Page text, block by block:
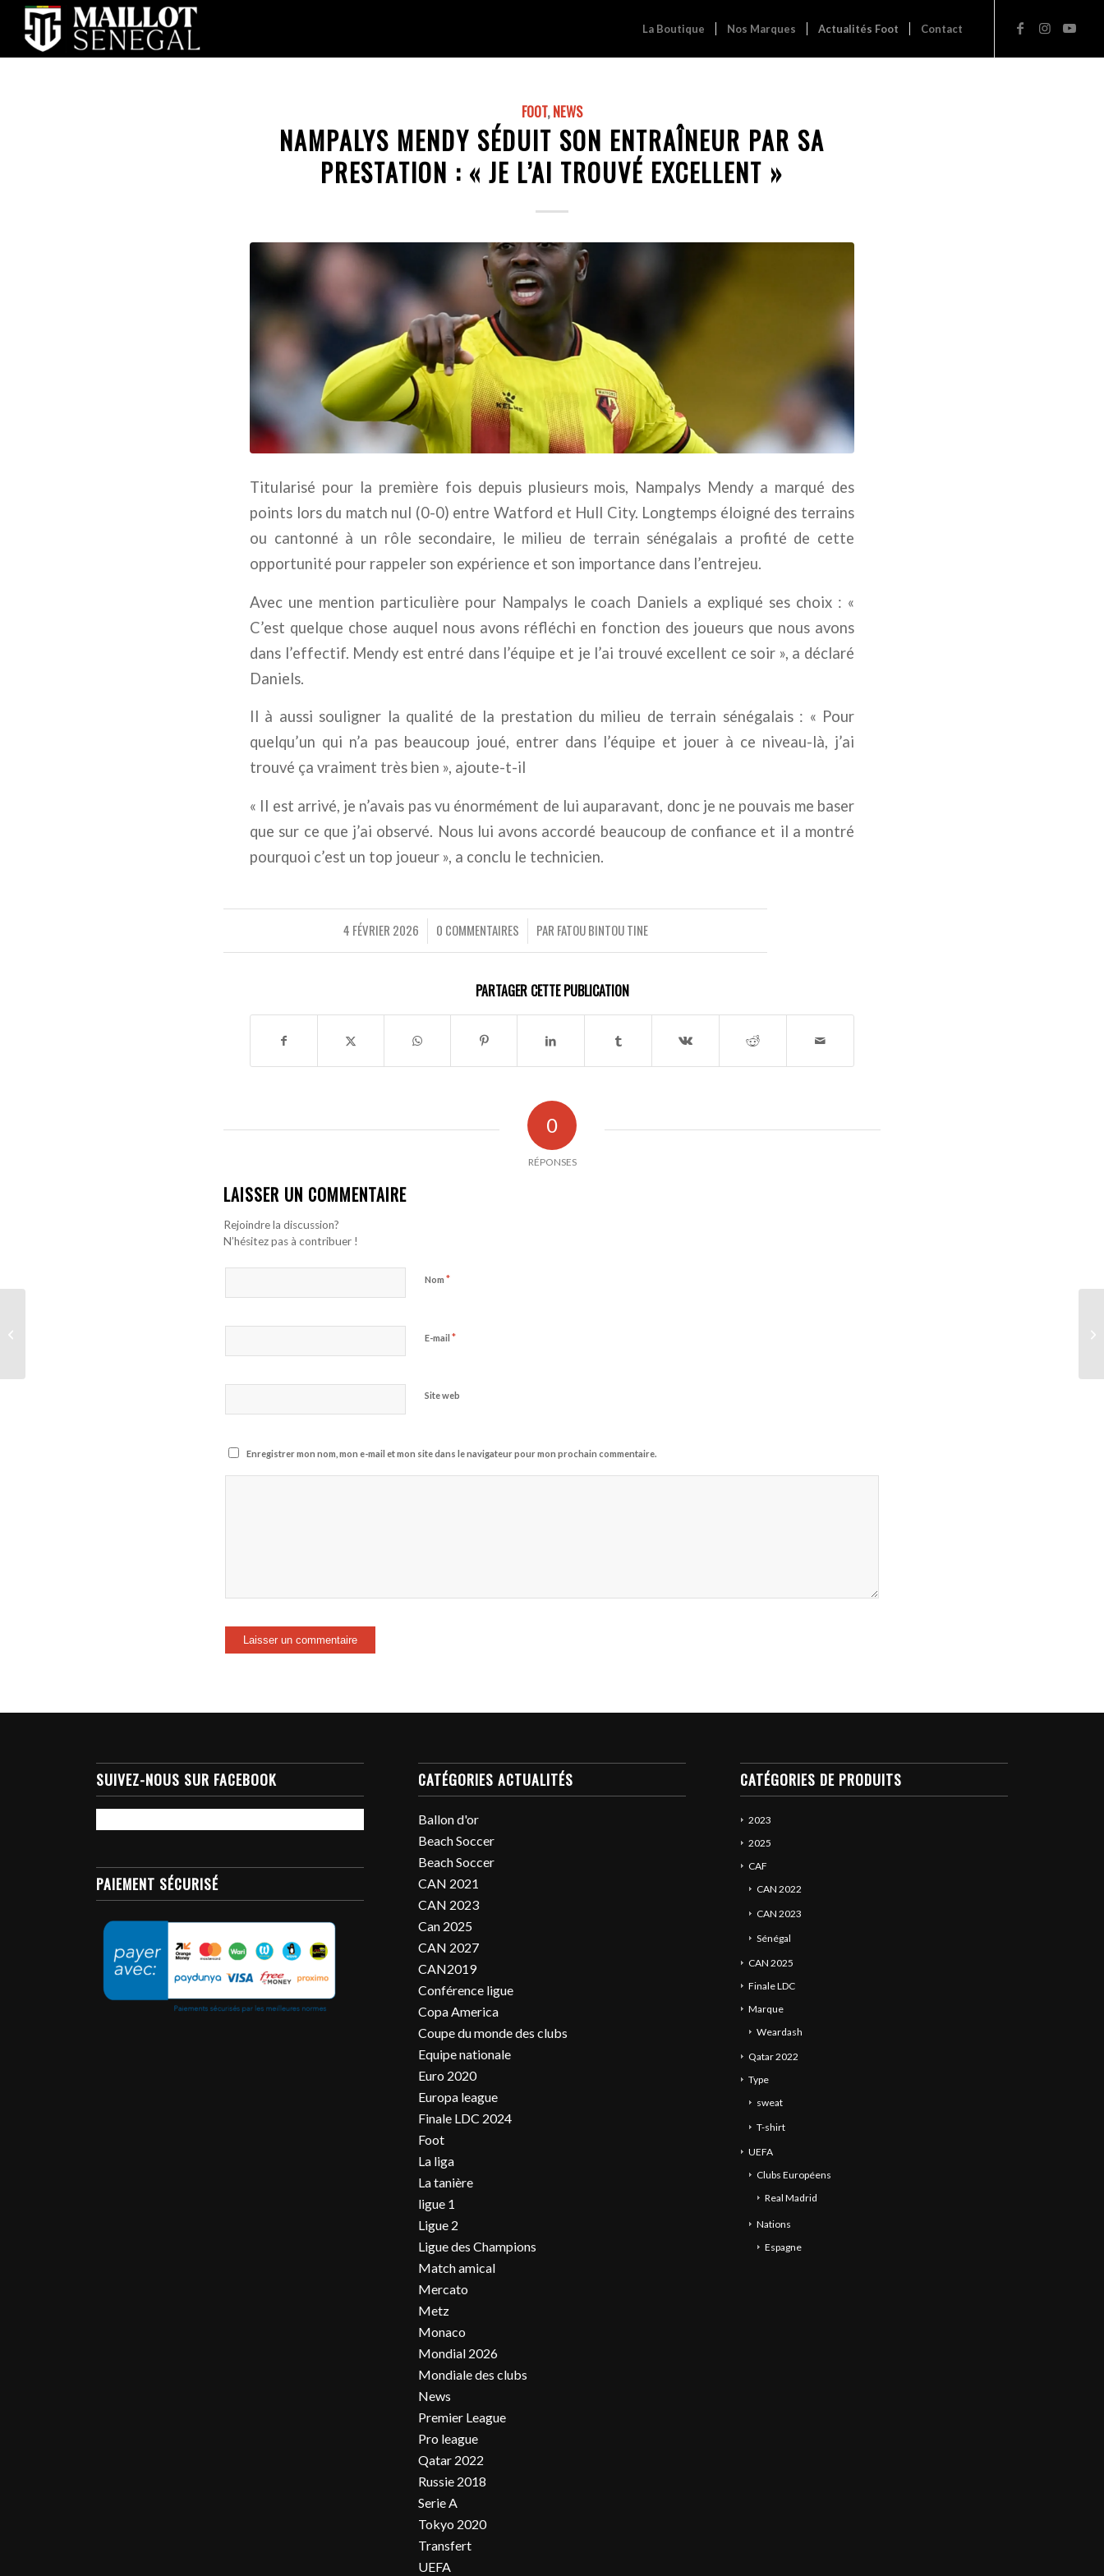
La Boutique Nos Marques Actualités Foot Contact
FOOT,NEWS
NAMPALYS MENDY SÉDUIT SON ENTRAÎNEUR PAR SA
PRESTATION : « JE L’AI TROUVÉ EXCELLENT »
Titularisé pour la première fois depuis plusieurs mois, Nampalys Mendy a marqué des
points lors du match nul (0-0) entre Watford et Hull City. Longtemps éloigné des terrains
ou cantonné à un rôle secondaire, le milieu de terrain sénégalais a profité de cette
opportunité pour rappeler son expérience et son importance dans l’entrejeu.
Avec une mention particulière pour Nampalys le coach Daniels a expliqué ses choix : «
C’est quelque chose auquel nous avons réfléchi en fonction des joueurs que nous avons
dans l’effectif. Mendy est entré dans l’équipe et je l’ai trouvé excellent ce soir », a déclaré
Daniels.
Il à aussi souligner la qualité de la prestation du milieu de terrain sénégalais : « Pour
quelqu’un qui n’a pas beaucoup joué, entrer dans l’équipe et jouer à ce niveau-là, j’ai
trouvé ça vraiment très bien », ajoute-t-il
« Il est arrivé, je n’avais pas vu énormément de lui auparavant, donc je ne pouvais me baser
que sur ce que j’ai observé. Nous lui avons accordé beaucoup de confiance et il a montré
pourquoi c’est un top joueur », a conclu le technicien.
4 FÉVRIER 2026
/ 0 COMMENTAIRES
/ PAR FATOU BINTOU TINE
PARTAGER CETTE PUBLICATION
0
RÉPONSES
LAISSER UN COMMENTAIRE
Rejoindre la discussion?
N’hésitez pas à contribuer !
Nom *
E-mail *
Site web
Enregistrer mon nom, mon e-mail et mon site dans le navigateur pour mon prochain commentaire.
SUIVEZ-NOUS SUR FACEBOOK
PAIEMENT SÉCURISÉ
CATÉGORIES ACTUALITÉS
Ballon d'or
Beach Soccer
Beach Soccer
CAN 2021
CAN 2023
Can 2025
CAN 2027
CAN2019
Conférence ligue
Copa America
Coupe du monde des clubs
Equipe nationale
Euro 2020
Europa league
Finale LDC 2024
Foot
La liga
La tanière
ligue 1
Ligue 2
Ligue des Champions
Match amical
Mercato
Metz
Monaco
Mondial 2026
Mondiale des clubs
News
Premier League
Pro league
Qatar 2022
Russie 2018
Serie A
Tokyo 2020
Transfert
UEFA
CATÉGORIES DE PRODUITS
2023
2025
CAF
CAN 2022
CAN 2023
Sénégal
CAN 2025
Finale LDC
Marque
Weardash
Qatar 2022
Type
sweat
T-shirt
UEFA
Clubs Européens
Real Madrid
Nations
Espagne